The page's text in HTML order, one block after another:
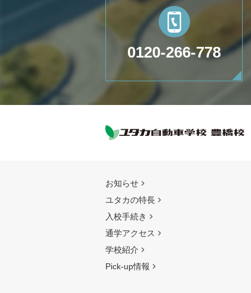
0120-266-778
お知らせ
ユタカの特長
入校手続き
通学アクセス
学校紹介
Pick-up情報